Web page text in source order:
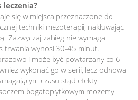
leczenia?
się w miejsca przeznaczone do
techniki mezoterapii, nakłuwając
Zazwyczaj zabieg nie wymaga
trwania wynosi 30-45 minut.
i może być powtarzany co 6-
wykonać go w serii, lecz odnowa
czasu stąd efekty
bogatopłytkowym możemy